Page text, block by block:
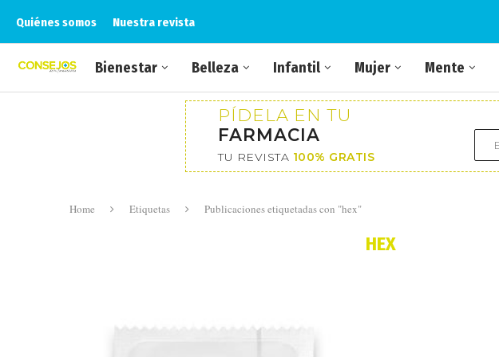
Quiénes somos Nuestra revista
Bienestar Belleza Infantil Mujer Mente
PÍDELA EN TU
FARMACIA
TU REVISTA 100% GRATIS
Home Etiquetas Publicaciones etiquetadas con "hex"
HEX